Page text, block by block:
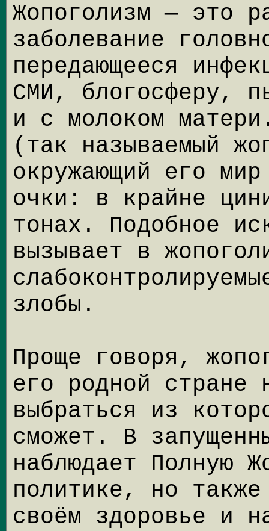
Жопоголизм — это
заболевание
передающееся
СМИ, блогосферу,
и с молоком
(так называемый
окружающий его
очки: в крайне
тонах. Подобное
вызывает в
злобы.
Проще говоря,
его родной стране
выбраться из
сможет. В
наблюдает Полную
политике, но
своём здоровье и